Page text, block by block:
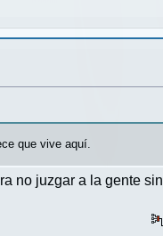
que vive aquí.
no juzgar a la gente sin